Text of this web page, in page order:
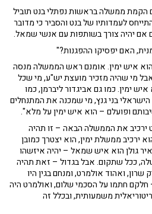
הקמת ממשלה בראשות נפתלי בנט תוביל
לעמדותיו של בנט והסביר כי מדובר
אם יהיה צורך בשותפות עם אנשי שמאל.
האם יפסיקו ההפגנות?"
איש ימין. אומנם ראש הממשלה מנסה
מי שהיה מזכיר מועצת יש"ע, מי שכל
ימין. כמו גם אביגדור ליברמן, כמו
הישראלי בני גנץ, מי שמכנה את המתנחלים
ופועלם – הוא איש ימין על מלא".
ירכיב את הממשלה הבאה – זו תהיה
ירכיב ממשלת ימין, הוא יצטרך כמובן
גולן הוא איש שמאל – יהיה איזשהו
ככל שתקום. אבל בגדול – זאת תהיה
ואהוד אולמרט, ומנחם בגין היו
חלקם חתמו על הסכמי שלום, ואולמרט היה
משמעותית, ובכלל זה